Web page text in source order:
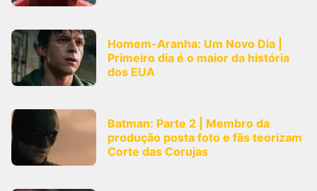
Homem-Aranha: Um Novo Dia |
Primeiro dia é o maior da história
dos EUA
Batman: Parte 2 | Membro da
produção posta foto e fãs teorizam
Corte das Corujas